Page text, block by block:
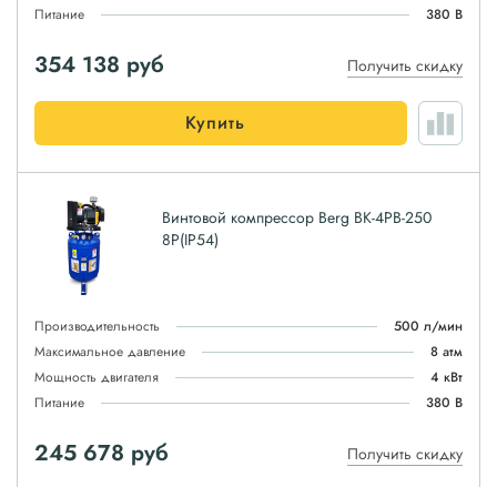
Питание
380 В
354 138 руб Получить скидку
Купить
Винтовой компрессор Berg ВК-4РВ-250
8P(IP54)
Производительность
500 л/мин
Максимальное давление
8 атм
Мощность двигателя
4 кВт
Питание
380 В
245 678 руб Получить скидку